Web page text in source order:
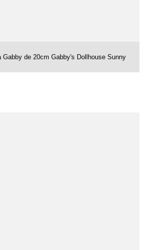
Gabby de 20cm Gabby's Dollhouse Sunny